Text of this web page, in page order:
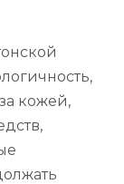
кожей,